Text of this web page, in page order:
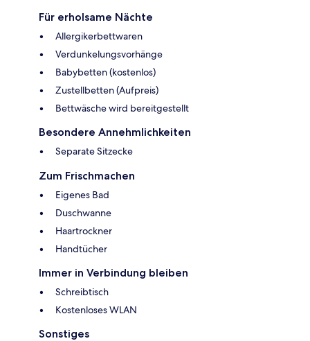
Für erholsame Nächte
Allergikerbettwaren
Verdunkelungsvorhänge
Babybetten (kostenlos)
Zustellbetten (Aufpreis)
Bettwäsche wird bereitgestellt
Besondere Annehmlichkeiten
Separate Sitzecke
Zum Frischmachen
Eigenes Bad
Duschwanne
Haartrockner
Handtücher
Immer in Verbindung bleiben
Schreibtisch
Kostenloses WLAN
Sonstiges